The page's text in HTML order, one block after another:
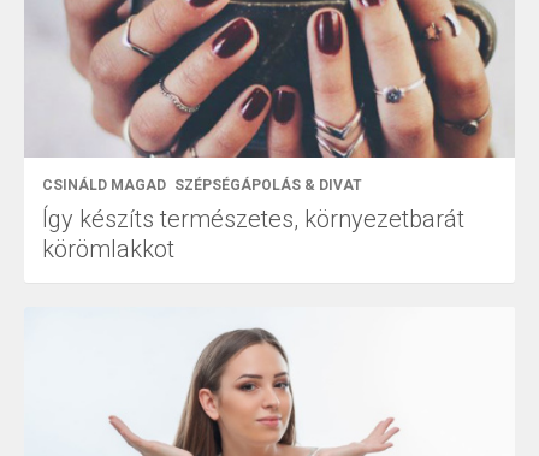
CSINÁLD MAGAD SZÉPSÉGÁPOLÁS & DIVAT
Így készíts természetes, környezetbarát
körömlakkot